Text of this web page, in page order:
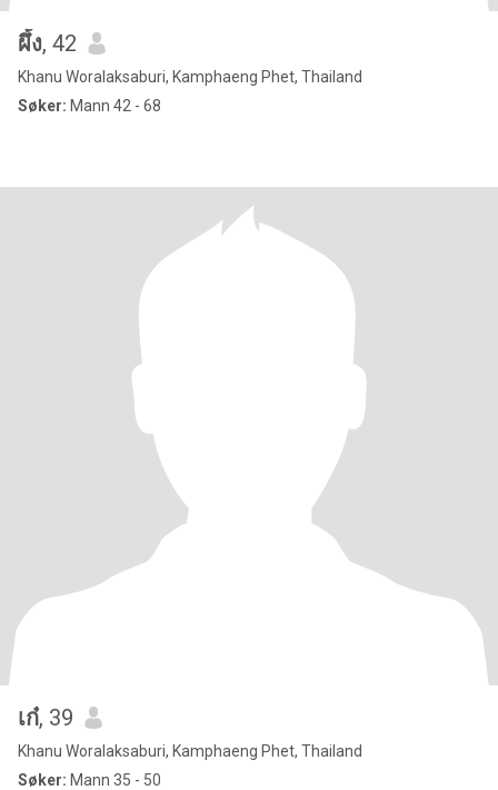
ผึ้ง, 42
Khanu Woralaksaburi, Kamphaeng Phet, Thailand
Søker: Mann 42 - 68
เก๋, 39
Khanu Woralaksaburi, Kamphaeng Phet, Thailand
Søker: Mann 35 - 50